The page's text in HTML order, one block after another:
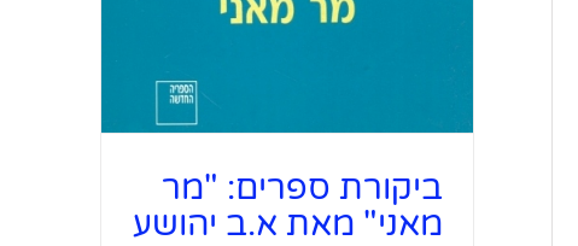
ביקורת ספרים: "מר
מאני" מאת א.ב יהושע